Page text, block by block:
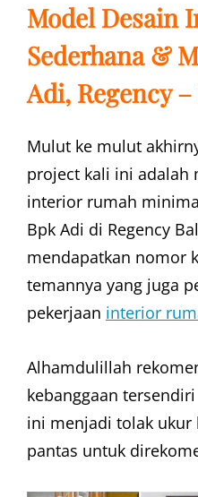
Model Desain
Sederhana &
Adi, Regency
Mulut ke mulut
project kali ini adalah
interior rumah
Bpk Adi di Regency
mendapatkan nomor
temannya yang juga
pekerjaan interior
Alhamdulillah
kebanggaan
ini menjadi tolak ukur
pantas untuk